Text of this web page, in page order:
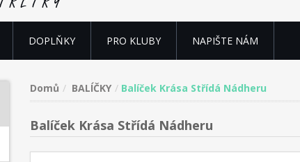
DOPLŇKY PRO KLUBY NAPIŠTE NÁM
Domů BALÍČKY Balíček Krása Střídá Nádheru
Balíček Krása Střídá Nádheru